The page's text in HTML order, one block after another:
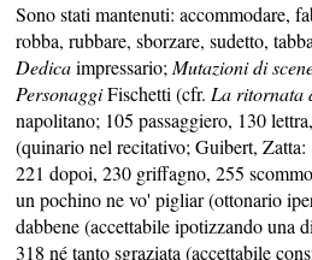
Sono stati mantenuti: accommodare,
robba, rubbare, sborzare, sudetto,
Dedicaimpressario; Mutazioni di
PersonaggiFischetti (cfr. La ritornata
napolitano; 105 passaggiero, 130
(quinario nel recitativo; Guibert,
221 dopoi, 230 griffagno, 255
un pochino ne vo' pigliar (ottonario
dabbene (accettabile ipotizzando una
318 né tanto sgraziata (accettabile